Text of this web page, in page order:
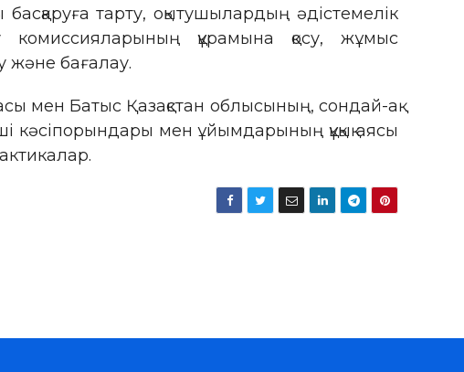
тарту, оқытушылардың әдістемелік
комиссияларының құрамына қосу, жұмыс
және бағалау.
мен Батыс Қазақстан облысының, сондай-ақ
мен ұйымдарының құқық аясы